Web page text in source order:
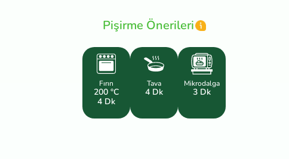
Pişirme Önerileri
Fırın
200 °C
4 Dk
Tava
4 Dk
Mikrodalga
3 Dk